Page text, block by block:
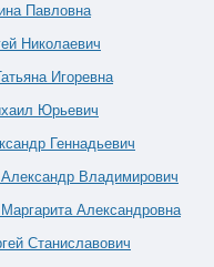
Павловна
Николаевич
Игоревна
Юрьевич
Геннадьевич
Александр Владимирович
Александровна
Станиславович